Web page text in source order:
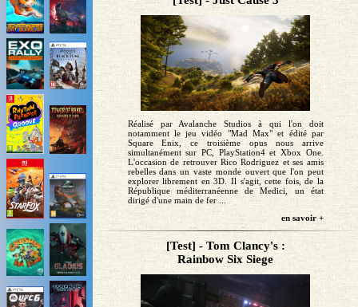
Réalisé par Avalanche Studios à qui l'on doit
notamment le jeu vidéo "Mad Max" et édité par
Square Enix, ce troisième opus nous arrive
simultanément sur PC, PlayStation4 et Xbox One.
L'occasion de retrouver Rico Rodriguez et ses amis
rebelles dans un vaste monde ouvert que l'on peut
explorer librement en 3D. Il s'agit, cette fois, de la
République méditerranéenne de Medici, un état
dirigé d'une main de fer ...
en savoir +
[Test] - Tom Clancy's :
Rainbow Six Siege